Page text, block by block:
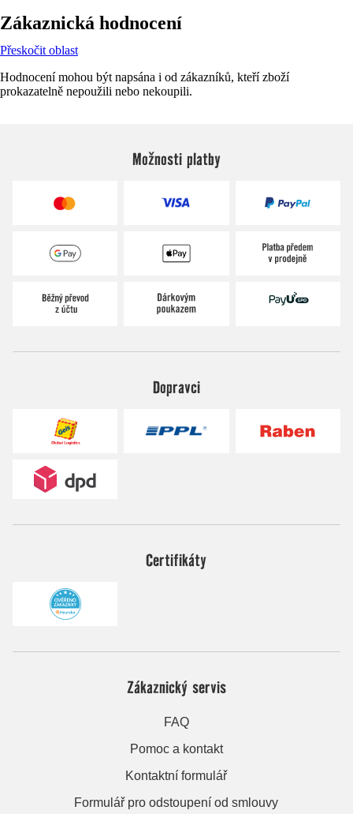
Zákaznická hodnocení
Přeskočit oblast
Hodnocení mohou být napsána i od zákazníků, kteří zboží
prokazatelně nepoužili nebo nekoupili.
Možnosti platby
Dopravci
Certifikáty
Zákaznický servis
FAQ
Pomoc a kontakt
Kontaktní formulář
Formulář pro odstoupení od smlouvy